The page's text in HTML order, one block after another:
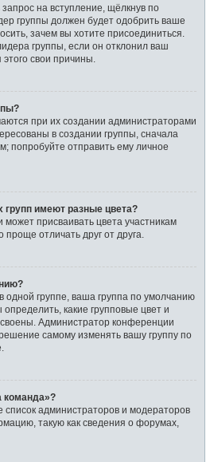
на вступление, щёлкнув по
группы должен будет одобрить ваше
зачем вы хотите присоединиться.
группы, если он отклонил ваш
свои причины.
при их создании администраторами
в создании группы, сначала
попробуйте отправить ему личное
групп имеют разные цвета?
присваивать цвета участникам
отличать друг от друга.
одной группе, ваша группа по умолчанию
определить, какие групповые цвет и
Администратор конференции
самому изменять вашу группу по
команда»?
список администраторов и модераторов
такую как сведения о форумах,